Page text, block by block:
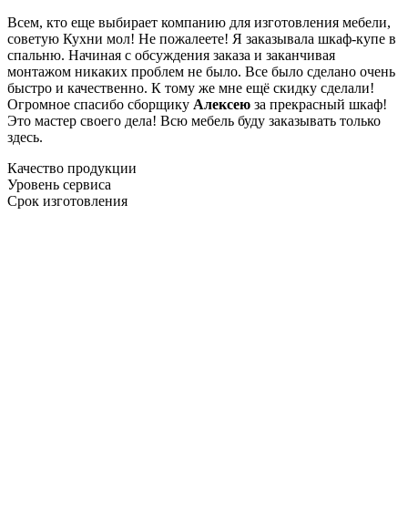
Всем, кто еще выбирает компанию для изготовления мебели,
советую Кухни мол! Не пожалеете! Я заказывала шкаф-купе в
спальню. Начиная с обсуждения заказа и заканчивая
монтажом никаких проблем не было. Все было сделано очень
быстро и качественно. К тому же мне ещё скидку сделали!
Огромное спасибо сборщику Алексею за прекрасный шкаф!
Это мастер своего дела! Всю мебель буду заказывать только
здесь.
Качество продукции
Уровень сервиса
Срок изготовления